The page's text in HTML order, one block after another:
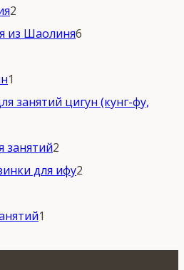
2
товара
из Шаолиня6
1
товар
занятий цигун (кунг-фу,
занятий2
товара
для ифу2
1